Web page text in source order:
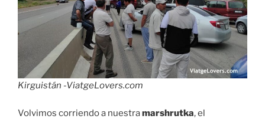
Kirguistán -ViatgeLovers.com
Volvimos corriendo a nuestramarshrutka, el